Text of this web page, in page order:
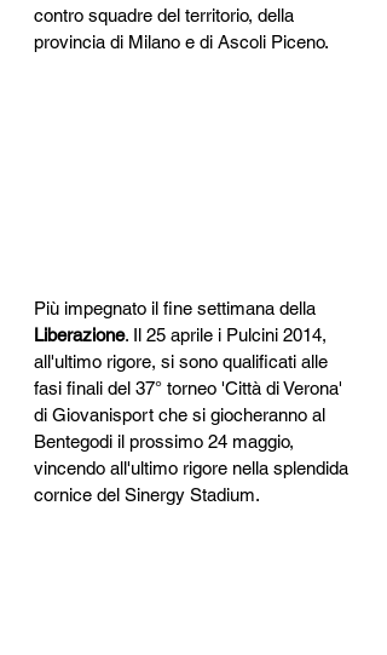
contro squadre del territorio, della
provincia di Milano e di Ascoli Piceno.
Più impegnato il fine settimana della
Liberazione. Il 25 aprile i Pulcini 2014,
all'ultimo rigore, si sono qualificati alle
fasi finali del 37° torneo 'Città di Verona'
di Giovanisport che si giocheranno al
Bentegodi il prossimo 24 maggio,
vincendo all'ultimo rigore nella splendida
cornice del Sinergy Stadium.